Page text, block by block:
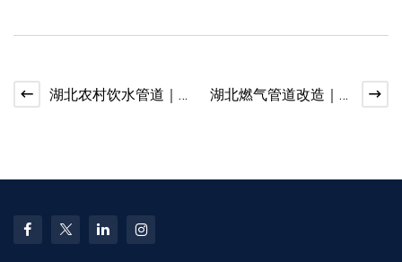
湖北农村饮水管道｜
湖北燃气管道改造｜